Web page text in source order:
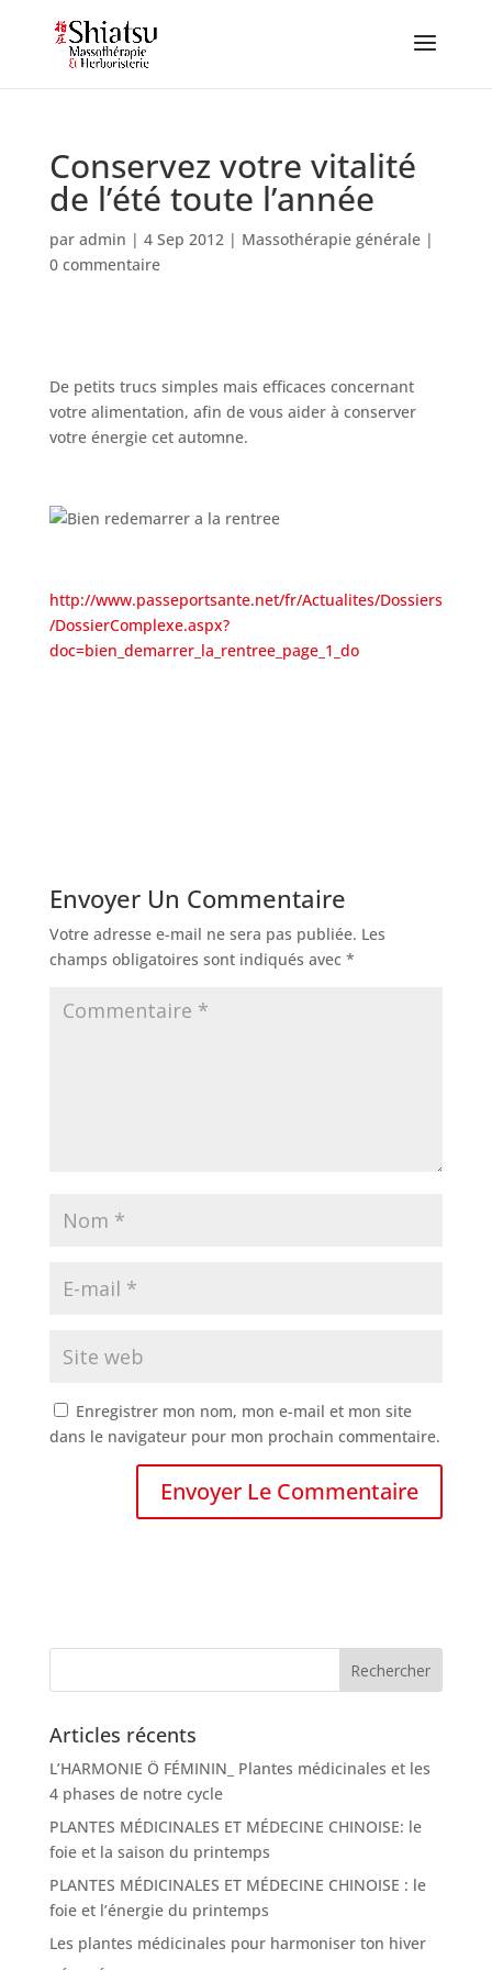
Conservez votre vitalité
de l’été toute l’année
par admin | 4 Sep 2012| Massothérapie générale|
0 commentaire
De petits trucs simples mais efficaces concernant
votre alimentation, afin de vous aider à conserver
votre énergie cet automne.
http://www.passeportsante.net/fr/Actualites/Dossiers
/DossierComplexe.aspx?
doc=bien_demarrer_la_rentree_page_1_do
Envoyer Un Commentaire
Votre adresse e-mail ne sera pas publiée. Les
champs obligatoires sont indiqués avec *
Enregistrer mon nom, mon e-mail et mon site
dans le navigateur pour mon prochain commentaire.
Articles récents
L’HARMONIE Ö FÉMININ_ Plantes médicinales et les
4 phases de notre cycle
PLANTES MÉDICINALES ET MÉDECINE CHINOISE: le
foie et la saison du printemps
PLANTES MÉDICINALES ET MÉDECINE CHINOISE : le
foie et l’énergie du printemps
Les plantes médicinales pour harmoniser ton hiver